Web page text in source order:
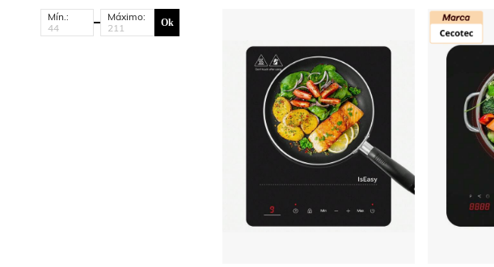
Mín.: Máximo: Ok